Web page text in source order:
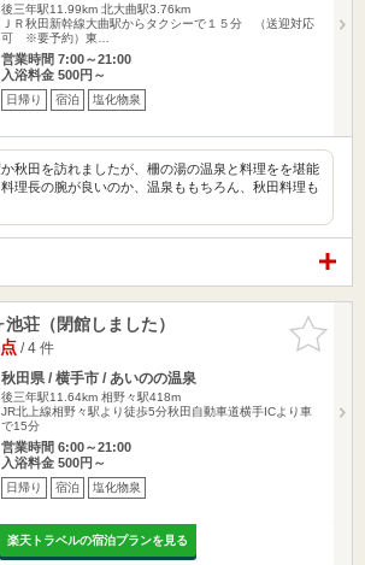
後三年駅11.99km 北大曲駅3.76km
ＪＲ秋田新幹線大曲駅からタクシーで１５分 （送迎対応
可 ※要予約）東…
営業時間 7:00～21:00
入浴料金 500円～
日帰り 宿泊 塩化物泉
秋田を訪れましたが、柵の湯の温泉と料理をを堪能
理長の腕が良いのか、温泉ももちろん、秋田料理も
お気に入
りに追加
荘（閉館しました）
/ 4 件
秋田県 / 横手市 / あいのの温泉
後三年駅11.64km 相野々駅418m
JR北上線相野々駅より徒歩5分秋田自動車道横手ICより車
で15分
営業時間 6:00～21:00
入浴料金 500円～
日帰り 宿泊 塩化物泉
楽天トラベルの宿泊プランを見る